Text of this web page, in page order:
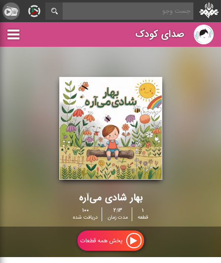
صدای کودک
بهار شادی می‌آره
۱
قطعه
۲:۱۳
مدت زمان
۱۰۰
دریافت شده
پخش همه قطعات